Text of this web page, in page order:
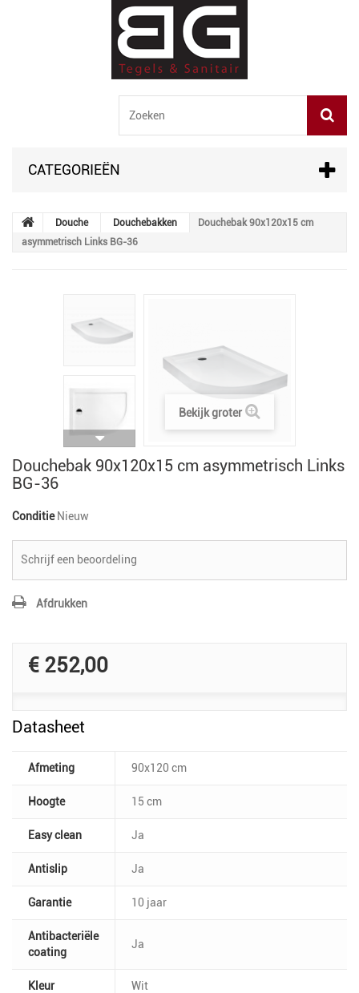
CATEGORIEËN
Douche Douchebakken
Douchebak 90x120x15 cm
asymmetrisch Links BG-36
Bekijk groter
Douchebak 90x120x15 cm asymmetrisch Links
BG-36
Conditie Nieuw
Schrijf een beoordeling
Afdrukken
€ 252,00
Datasheet
Afmeting 90x120 cm
Hoogte 15 cm
Easy clean Ja
Antislip Ja
Garantie 10 jaar
Antibacteriële
coating
Ja
Kleur Wit